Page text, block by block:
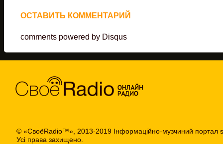
ОСТАВИТЬ КОММЕНТАРИЙ
comments powered by Disqus
© «СвоёRadio™», 2013-2019 Інформаційно-музчиний портал
Усі права захищено.